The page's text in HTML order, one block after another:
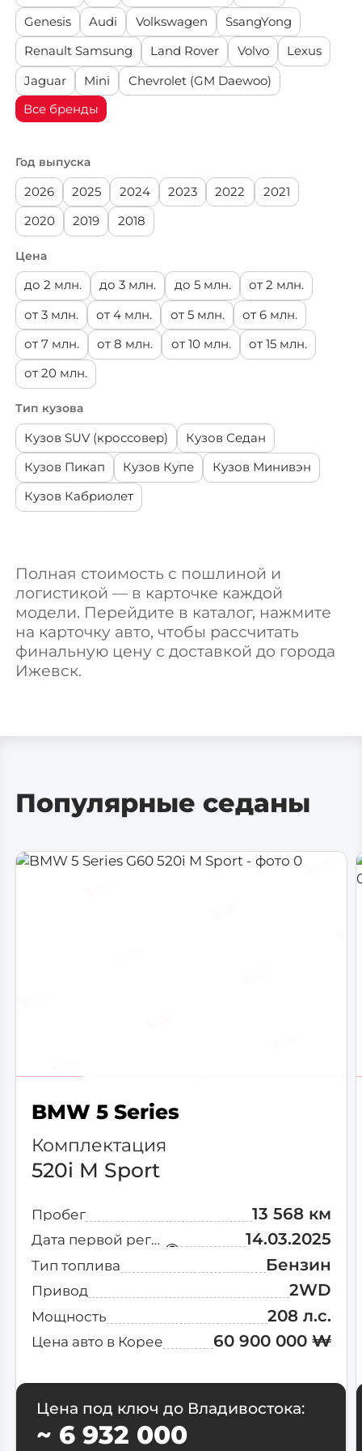
(офис: г. Видное, ул. Донбасская д. 2
стр.1)
Volvo
Lexus
Jaguar
Chevrolet (GM
Daewoo)
Aston Martin
Bentley
Infiniti
BYD
Chrysler
Alfa Romeo
Chevrolet
Dodge
Lotus
Maserati
McLaren
Nissan
Polestar
Genesis Audi Volkswagen SsangYong
Renault Samsung Land Rover Volvo Lexus
Jaguar Mini
Chevrolet (GM Daewoo)
Все бренды
Год выпуска
2026 2025 2024 2023 2022 2021
2020 2019 2018
Цена
до 2 млн. до 3 млн. до 5 млн. от 2 млн.
от 3 млн. от 4 млн. от 5 млн. от 6 млн.
от 7 млн. от 8 млн. от 10 млн. от 15 млн.
от 20 млн.
Тип кузова
Кузов SUV (кроссовер) Кузов Седан
Кузов Пикап Кузов Купе Кузов Минивэн
Кузов Кабриолет
Полная стоимость с пошлиной и
логистикой — в карточке каждой
модели. Перейдите в каталог, нажмите
на карточку авто, чтобы рассчитать
финальную цену с доставкой до города
Ижевск.
Популярные седаны
BMW 5 Series
Комплектация
520i M Sport
Пробег 13 568 км
Дата первой регистрации 14.03.2025
Тип топлива Бензин
Привод 2WD
Мощность 208 л.с.
Цена авто в Корее 60 900 000 ₩
Цена под ключ до Владивостока:
~ 6 932 000